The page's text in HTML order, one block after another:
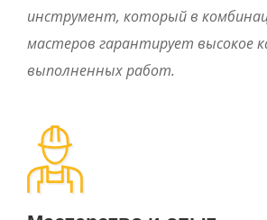
инструмент, который в
мастеров гарантирует высокое
выполненных работ.